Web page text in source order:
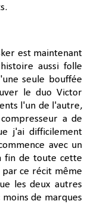
est maintenant
aussi folle
seule bouffée
le duo Victor
l'un de l'autre,
a de
j'ai difficilement
avec un
fin de toute cette
ce récit même
les deux autres
de marques